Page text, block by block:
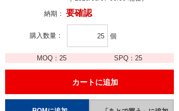
納期： 要確認
購入数量 個
MOQ： 25 SPQ：25